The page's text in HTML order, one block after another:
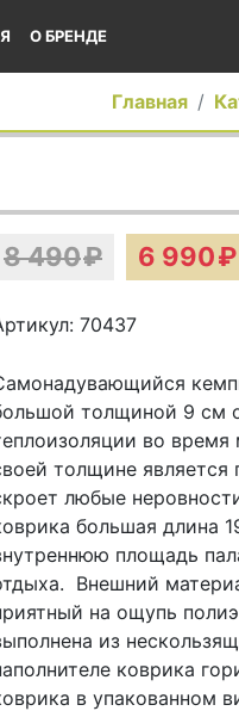
О БРЕНДЕ
Главная
8 490₽ 6 990₽
70437
толщиной 9 см
во время
толщине является
любые
большая длина
площадь
Внешний
на ощупь
из
коврика
в упакованном